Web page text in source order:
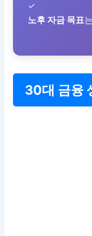
✓
노후 자금 목표
30대 금융